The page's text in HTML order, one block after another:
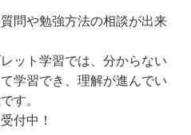
問や勉強方法の相談が出来
ット学習では、分からない
学習でき、理解が進んでい
す。
付中！